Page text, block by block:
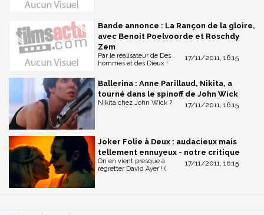
Bande annonce : La Rançon de la gloire,
avec Benoit Poelvoorde et Roschdy
Zem
17/11/2011, 16:15
Par le réalisateur de Des
hommes et des Dieux !
Ballerina : Anne Parillaud, Nikita, a
tourné dans le spinoff de John Wick
17/11/2011, 16:15
Nikita chez John Wick ?
Joker Folie à Deux : audacieux mais
tellement ennuyeux - notre critique
17/11/2011, 16:15
On en vient presque à
regretter David Ayer ! (